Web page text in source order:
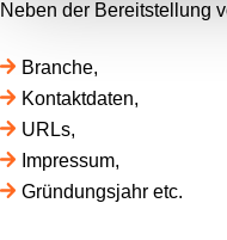
Neben der Bereitstellung
Branche,
Kontaktdaten,
URLs,
Impressum,
Gründungsjahr etc.